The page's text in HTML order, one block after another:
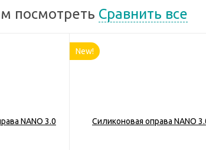
посмотреть Сравнить все
New!